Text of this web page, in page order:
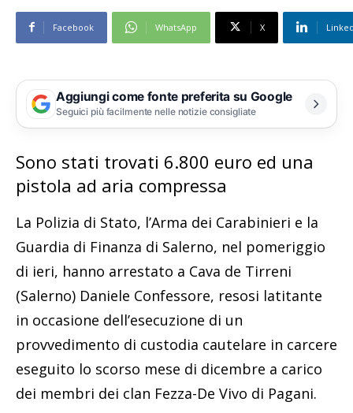
Facebook WhatsApp X
Aggiungi come fonte preferita su Google
Seguici più facilmente nelle notizie consigliate
Sono stati trovati 6.800 euro ed una
pistola ad aria compressa
La Polizia di Stato, l’Arma dei Carabinieri e la
Guardia di Finanza di Salerno, nel pomeriggio
di ieri, hanno arrestato a Cava de Tirreni
(Salerno) Daniele Confessore, resosi latitante
in occasione dell’esecuzione di un
provvedimento di custodia cautelare in carcere
eseguito lo scorso mese di dicembre a carico
dei membri dei clan Fezza-De Vivo di Pagani.